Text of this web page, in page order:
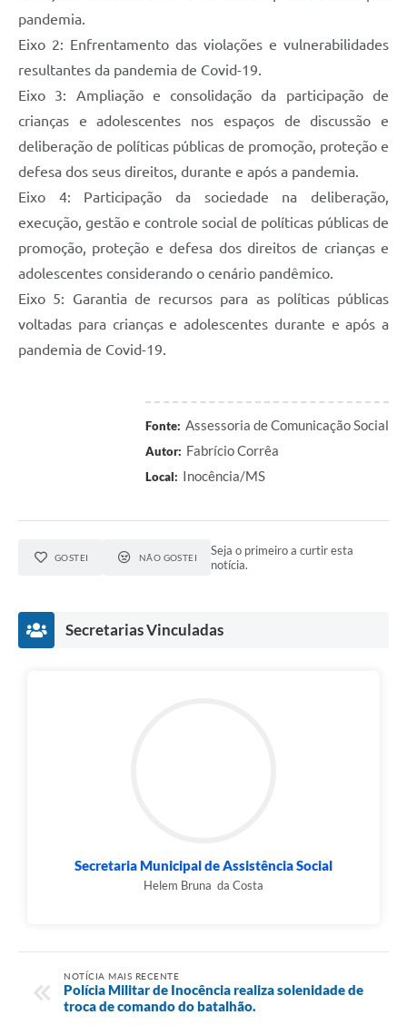
pandemia.
Eixo 2: Enfrentamento das violações e vulnerabilidades
resultantes da pandemia de Covid-19.
Eixo 3: Ampliação e consolidação da participação de
crianças e adolescentes nos espaços de discussão e
deliberação de políticas públicas de promoção, proteção e
defesa dos seus direitos, durante e após a pandemia.
Eixo 4: Participação da sociedade na deliberação,
execução, gestão e controle social de políticas públicas de
promoção, proteção e defesa dos direitos de crianças e
adolescentes considerando o cenário pandêmico.
Eixo 5: Garantia de recursos para as políticas públicas
voltadas para crianças e adolescentes durante e após a
pandemia de Covid-19.
Fonte: Assessoria de Comunicação Social
Autor: Fabrício Corrêa
Local: Inocência/MS
GOSTEI NÃO GOSTEI
Seja o primeiro a curtir esta
notícia.
Secretarias Vinculadas
Secretaria Municipal de Assistência Social
Helem Bruna da Costa
NOTÍCIA MAIS RECENTE
Polícia Militar de Inocência realiza solenidade de
troca de comando do batalhão.